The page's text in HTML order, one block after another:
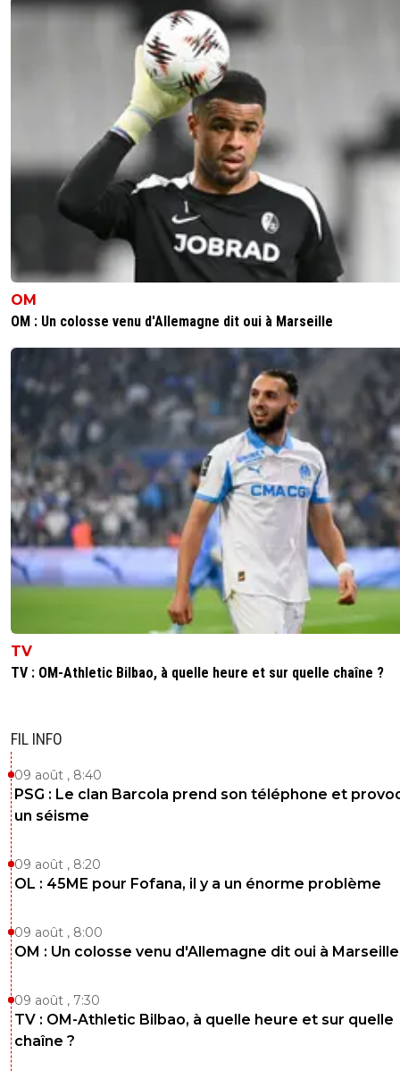
OM
OM : Un colosse venu d'Allemagne dit oui à Marseille
TV
TV : OM-Athletic Bilbao, à quelle heure et sur quelle chaîne ?
FIL INFO
09 août , 8:40
PSG : Le clan Barcola prend son téléphone et
un séisme
09 août , 8:20
OL : 45ME pour Fofana, il y a un énorme problème
09 août , 8:00
OM : Un colosse venu d'Allemagne dit oui à Marseille
09 août , 7:30
TV : OM-Athletic Bilbao, à quelle heure et sur quelle
chaîne ?